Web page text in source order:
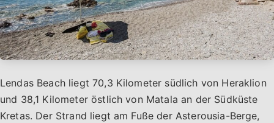
Lendas Beach liegt 70,3 Kilometer südlich von Heraklion
und 38,1 Kilometer östlich von Matala an der Südküste
Kretas. Der Strand liegt am Fuße der Asterousia-Berge,